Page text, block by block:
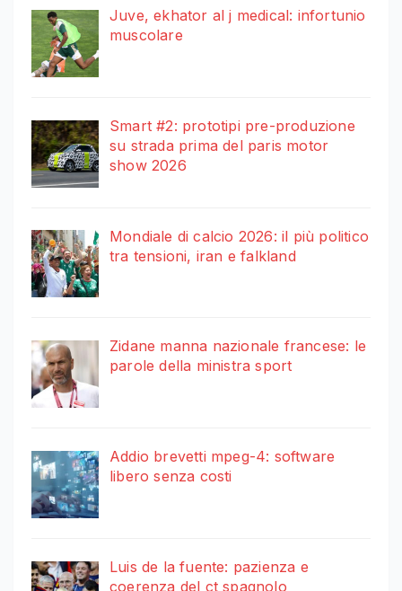
Juve, ekhator al j medical: infortunio
muscolare
Smart #2: prototipi pre-produzione
su strada prima del paris motor
show 2026
Mondiale di calcio 2026: il più politico
tra tensioni, iran e falkland
Zidane manna nazionale francese: le
parole della ministra sport
Addio brevetti mpeg-4: software
libero senza costi
Luis de la fuente: pazienza e
coerenza del ct spagnolo